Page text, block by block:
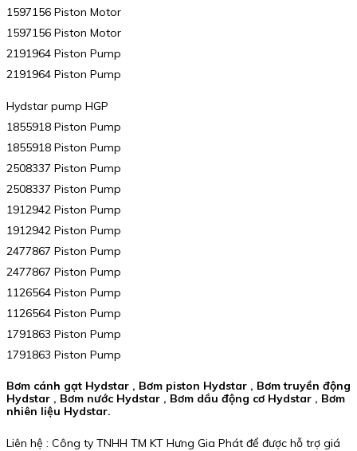
1597156 Piston Motor
1597156 Piston Motor
2191964 Piston Pump
2191964 Piston Pump
Hydstar pump HGP
1855918 Piston Pump
1855918 Piston Pump
2508337 Piston Pump
2508337 Piston Pump
1912942 Piston Pump
1912942 Piston Pump
2477867 Piston Pump
2477867 Piston Pump
1126564 Piston Pump
1126564 Piston Pump
1791863 Piston Pump
1791863 Piston Pump
Bơm cánh gạt Hydstar , Bơm piston Hydstar , Bơm truyền động
Hydstar , Bơm nước Hydstar , Bơm dầu động cơ Hydstar , Bơm
nhiên liệu Hydstar.
Liên hệ : Công ty TNHH TM KT Hưng Gia Phát để được hỗ trợ giá